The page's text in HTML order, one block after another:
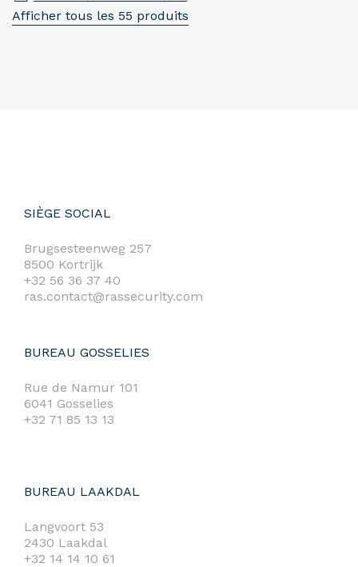
Afficher tous les 55 produits
SIÈGE SOCIAL
Brugsesteenweg 257
8500 Kortrijk
+32 56 36 37 40
ras.contact@rassecurity.com
BUREAU GOSSELIES
Rue de Namur 101
6041 Gosselies
+32 71 85 13 13
BUREAU LAAKDAL
Langvoort 53
2430 Laakdal
+32 14 14 10 61